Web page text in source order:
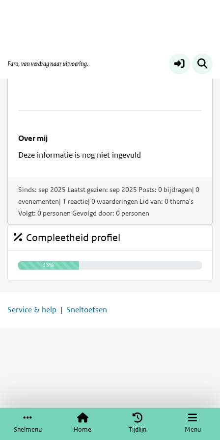
Snelmenu Home Tijdlijn Menu
Over mij
Deze informatie is nog niet ingevuld
Sinds: sep 2025 Laatst gezien: sep 2025 Posts: 0 bijdragen| 0
evenementen| 1 reactie| 0 waarderingen Lid van: 0 thema's
Volgt: 0 personen Gevolgd door: 0 personen
Compleetheid profiel
33%
Service & help Sneltoetsen